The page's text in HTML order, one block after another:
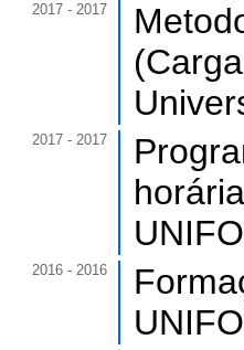
2017 - 2017
2017 - 2017
2016 - 2016